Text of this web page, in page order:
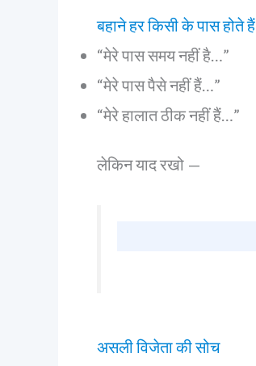
बहाने हर किसी के पास होते हैं
“मेरे पास समय नहीं है…”
“मेरे पास पैसे नहीं हैं…”
“मेरे हालात ठीक नहीं हैं…”
लेकिन याद रखो —
असली विजेता की सोच